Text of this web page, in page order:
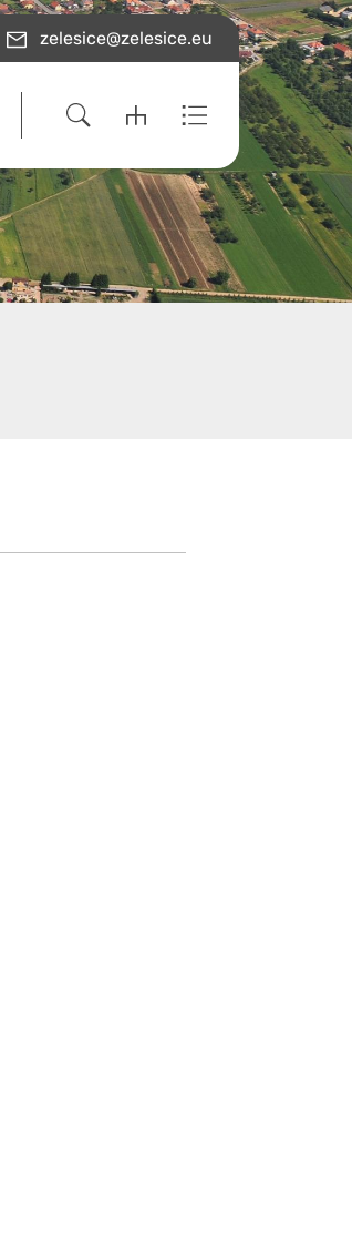
zelesice@zelesice.eu